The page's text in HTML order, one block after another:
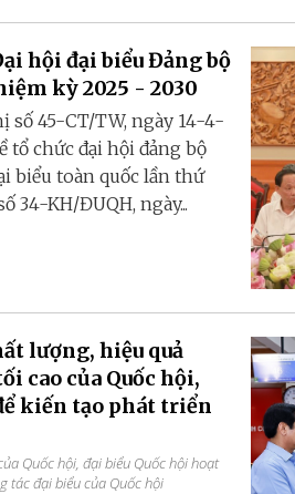
hội đại biểu Đảng bộ
kỳ 2025 - 2030
số 45-CT/TW, ngày 14-4-
tổ chức đại hội đảng bộ
biểu toàn quốc lần thứ
34-KH/ĐUQH, ngày...
lượng, hiệu quả
cao của Quốc hội,
kiến tạo phát triển
Quốc hội, đại biểu Quốc hội hoạt
tác đại biểu của Quốc hội